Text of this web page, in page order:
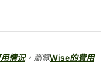
情況，瀏覽Wise的費用